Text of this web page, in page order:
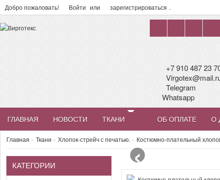
Добро пожаловать! Войти или зарегистрироваться .
+7 910 487 23
Telegram
Whatsapp
ГЛАВНАЯ НОВОСТИ ТКАНИ ОБ ОПЛАТЕ О
Главная » Ткани » Хлопок-стрейч с печатью. » Костюмно-плательный
КАТЕГОРИИ ‹